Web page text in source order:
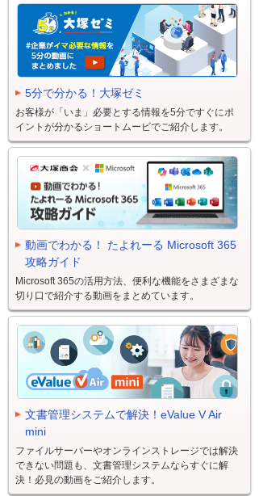
5分で分かる！大塚ゼミ
お客様が「いま」必要とする情報を5分ですぐにポ
イントが分かるショートムービでご紹介します。
動画でわかる！ たよれーる Microsoft 365
攻略ガイド
Microsoft 365の活用方法、便利な機能をさまざまな
切り口で紹介する動画をまとめています。
文書管理システムで解決！eValue V Air
mini
ファイルサーバーやオンラインストレージでは解決
できない問題も、文書管理システムならすぐに解
決！必見の動画をご紹介します。